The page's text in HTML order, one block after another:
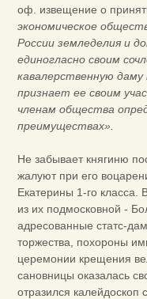
оф. извещение о
экономическое
России земледелия и
единогласно своим
кавалерственную
признает ее своим
членам общества
преимуществах».
Не забывает княгиню
жалуют при его
Екатерины 1-го класса.
из их подмосковной -
адресованные статс-
торжества, похороны
церемонии крещения
сановницы оказалась
отразился